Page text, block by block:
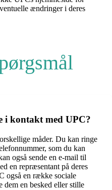
ændringer i deres
i kontakt med UPC?
måder. Du kan ringe
som du kan
også sende en e-mail til
en repræsentant på deres
også en række sociale
dem en besked eller stille